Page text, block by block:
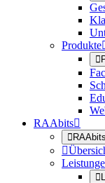
Produkte

RAAbits
RAAbits

